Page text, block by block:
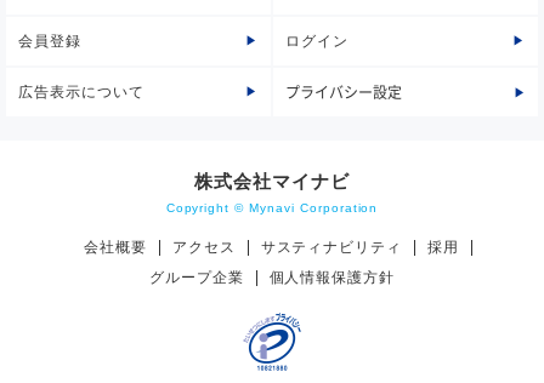
会員登録 ログイン
広告表示について プライバシー設定
株式会社マイナビ
Copyright © Mynavi Corporation
会社概要 アクセス サスティナビリティ
採用
グループ企業
個人情報保護方針